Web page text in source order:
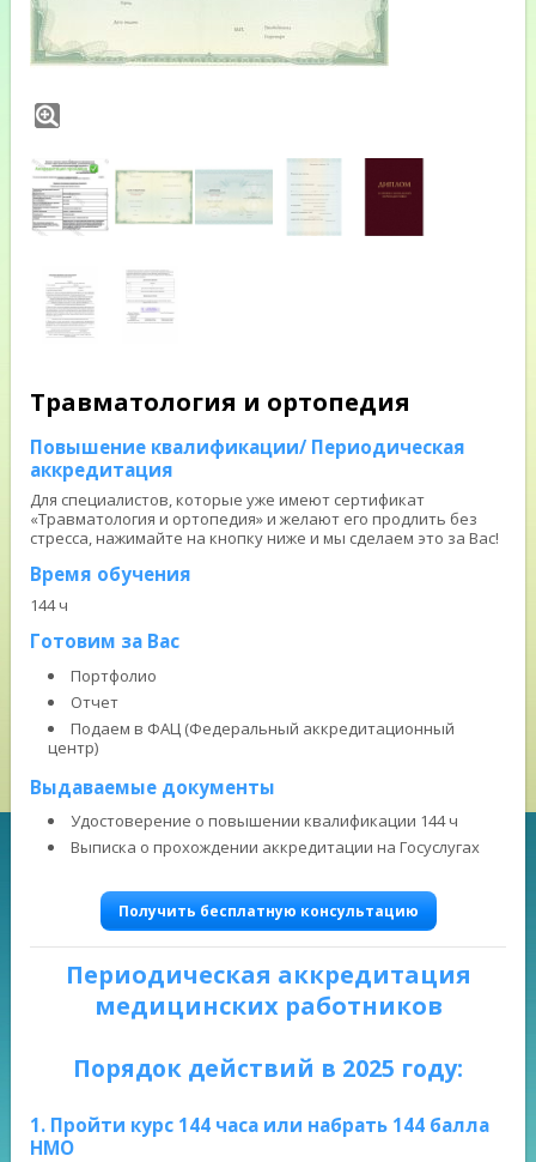
Травматология и ортопедия
Повышение квалификации/ Периодическая
аккредитация
Для специалистов, которые уже имеют сертификат
«Травматология и ортопедия» и желают его продлить без
стресса, нажимайте на кнопку ниже и мы сделаем это за Вас!
Время обучения
144 ч
Готовим за Вас
Портфолио
Отчет
Подаем в ФАЦ (Федеральный аккредитационный
центр)
Выдаваемые документы
Удостоверение о повышении квалификации 144 ч
Выписка о прохождении аккредитации на Госуслугах
Получить бесплатную консультацию
Периодическая аккредитация
медицинских работников
Порядок действий в 2025 году:
1. Пройти курс 144 часа или набрать 144 балла
НМО